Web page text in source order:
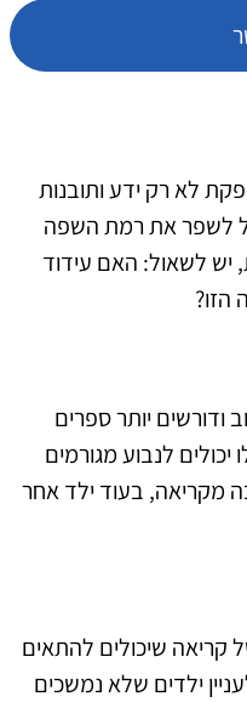
לא רק ידע ותובנות
לשפר את רמת השפה
יש לשאול: האם עידוד
הזו?
ודורשים יותר ספרים
לנבוע מגורמים
מקריאה, בעוד ילד אחר
קריאה שיכולים להתאים
ילדים שלא נמשכים